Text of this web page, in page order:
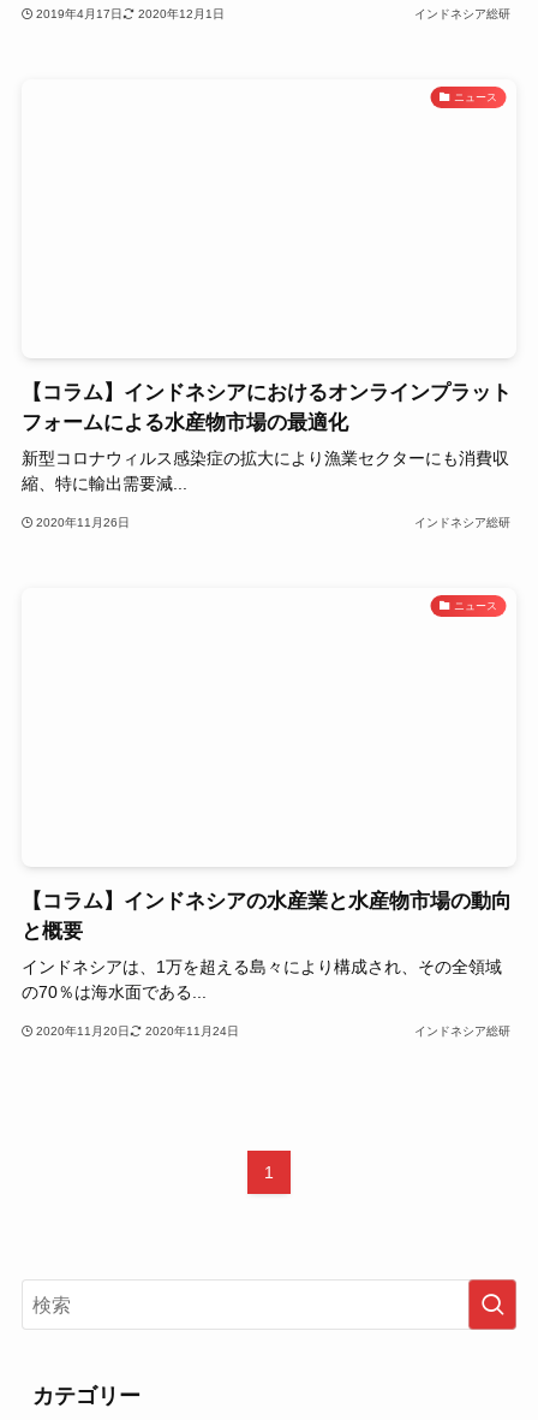
2019年4月17日 2020年12月1日 インドネシア総研
ニュース
【コラム】インドネシアにおけるオンラインプラット
フォームによる水産物市場の最適化
新型コロナウィルス感染症の拡大により漁業セクターにも消費収
縮、特に輸出需要減...
2020年11月26日 インドネシア総研
ニュース
【コラム】インドネシアの水産業と水産物市場の動向
と概要
インドネシアは、1万を超える島々により構成され、その全領域
の70％は海水面である...
2020年11月20日 2020年11月24日 インドネシア総研
1
カテゴリー